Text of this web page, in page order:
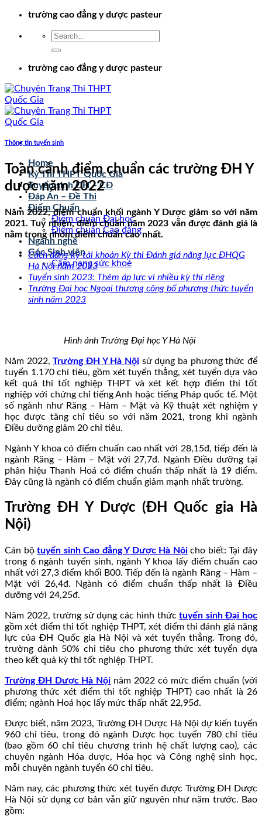
Chuyểntrường cao đẳng y dược pasteur
trường cao đẳng y dược pasteur
Home
Kỳ Thi THPT Quốc Gia
Tuyển sinh ĐH – CĐ
Đáp Án – Đề Thi
Điểm Chuẩn
Điểm chuẩn Đại học
Điểm chuẩn Cao đẳng
Ngành nghề
Góc Sinh viên
Cẩm nang sức khoẻ
Thông tin tuyển sinh
Toàn cảnh điểm chuẩn các trường ĐH Y
dược năm 2022
Năm 2022, điểm chuẩn khối ngành Y Dược giảm so với năm
2021. Tuy nhiên, điểm chuẩn năm 2023 vẫn được đánh giá là
nằm trong nhóm điểm chuẩn cao nhất.
Cách đăng ký tài khoản Kỳ thi Đánh giá năng lực ĐHQG
Hà Nội năm 2023
Tuyển sinh 2023: Thêm áp lực vì nhiều kỳ thi riêng
Trường Đại học Ngoại thương công bố phương thức tuyển
sinh năm 2023
Hình ảnh Trường Đại học Y Hà Nội
Năm 2022,Trường ĐH Y Hà Nội sử dụng ba phương thức để
tuyển 1.170 chỉ tiêu, gồm xét tuyển thẳng, xét tuyển dựa vào
kết quả thi tốt nghiệp THPT và xét kết hợp điểm thi tốt
nghiệp với chứng chỉ tiếng Anh hoặc tiếng Pháp quốc tế. Một
số ngành như Răng – Hàm – Mặt và Kỹ thuật xét nghiệm y
học được tăng chỉ tiêu so với năm 2021, trong khi ngành
Điều dưỡng giảm 20 chỉ tiêu.
Ngành Y khoa có điểm chuẩn cao nhất với 28,15đ, tiếp đến là
ngành Răng – Hàm – Mặt với 27,7đ. Ngành Điều dưỡng tại
phân hiệu Thanh Hoá có điểm chuẩn thấp nhất là 19 điểm.
Đây cũng là ngành có điểm chuẩn giảm mạnh nhất trường.
Trường ĐH Y Dược (ĐH Quốc gia Hà
Nội)
Cán bộtuyển sinh Cao đẳng Y Dược Hà Nộicho biết: Tại đây
trong 6 ngành tuyển sinh, ngành Y khoa lấy điểm chuẩn cao
nhất với 27,3 điểm khối B00. Tiếp đến là ngành Răng – Hàm –
Mặt với 26,4đ. Ngành có điểm chuẩn thấp nhất là Điều
dưỡng với 24,25đ.
Năm 2022, trường sử dụng các hình thứctuyển sinh Đại học
gồm xét điểm thi tốt nghiệp THPT, xét điểm thi đánh giá năng
lực của ĐH Quốc gia Hà Nội và xét tuyển thẳng. Trong đó,
trường dành 50% chỉ tiêu cho phương thức xét tuyển dựa
theo kết quả kỳ thi tốt nghiệp THPT.
Trường ĐH Dược Hà Nội năm 2022 có mức điểm chuẩn (với
phương thức xét điểm thi tốt nghiệp THPT) cao nhất là 26
điểm; ngành Hoá học lấy mức thấp nhất 22,95đ.
Được biết, năm 2023, Trường ĐH Dược Hà Nội dự kiến tuyển
960 chỉ tiêu, trong đó ngành Dược học tuyển 780 chỉ tiêu
(bao gồm 60 chỉ tiêu chương trình hệ chất lượng cao), các
chuyên ngành Hóa dược, Hóa học và Công nghệ sinh học,
mỗi chuyên ngành tuyển 60 chỉ tiêu.
Năm nay, các phương thức xét tuyển được Trường ĐH Dược
Hà Nội sử dụng cơ bản vẫn giữ nguyên như năm trước. Bao
gồm: